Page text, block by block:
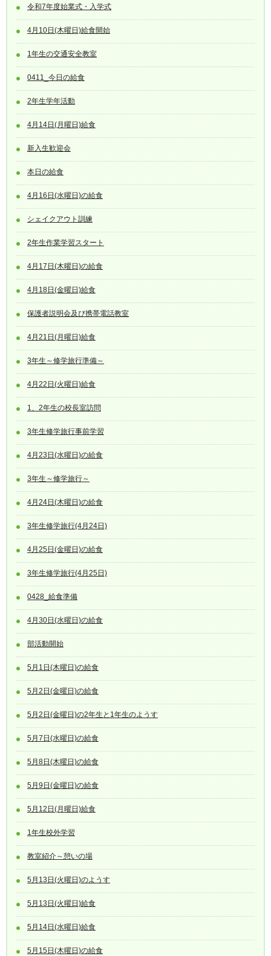
令和7年度始業式・入学式
4月10日(木曜日)給食開始
1年生の交通安全教室
0411_今日の給食
2年生学年活動
4月14日(月曜日)給食
新入生歓迎会
本日の給食
4月16日(水曜日)の給食
シェイクアウト訓練
2年生作業学習スタート
4月17日(木曜日)の給食
4月18日(金曜日)給食
保護者説明会及び携帯電話教室
4月21日(月曜日)給食
3年生～修学旅行準備～
4月22日(火曜日)給食
1、2年生の校長室訪問
3年生修学旅行事前学習
4月23日(水曜日)の給食
3年生～修学旅行～
4月24日(木曜日)の給食
3年生修学旅行(4月24日)
4月25日(金曜日)の給食
3年生修学旅行(4月25日)
0428_給食準備
4月30日(水曜日)の給食
部活動開始
5月1日(木曜日)の給食
5月2日(金曜日)の給食
5月2日(金曜日)の2年生と1年生のようす
5月7日(水曜日)の給食
5月8日(木曜日)の給食
5月9日(金曜日)の給食
5月12日(月曜日)給食
1年生校外学習
教室紹介～憩いの場
5月13日(火曜日)のようす
5月13日(火曜日)給食
5月14日(水曜日)給食
5月15日(木曜日)の給食